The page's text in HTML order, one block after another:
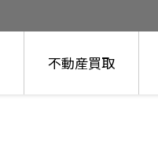
不動産買取